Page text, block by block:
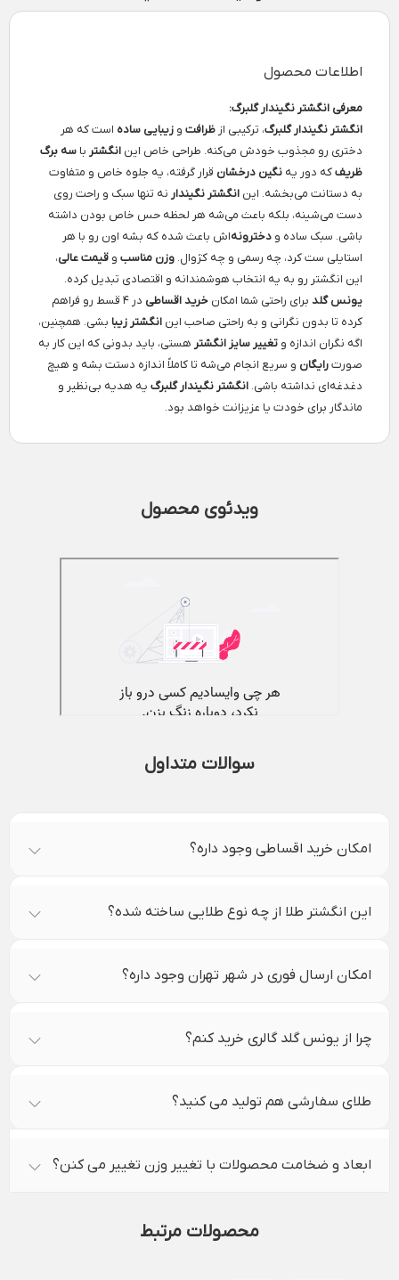
اطلاعات محصول
معرفی انگشتر نگیندار گلبرگ:
انگشتر نگیندار گلبرگ، ترکیبی از ظرافت و زیبایی ساده است که هر
دختری رو مجذوب خودش می‌کنه. طراحی خاص این انگشتر با سه برگ
ظریفکه دور یه نگین درخشان قرار گرفته، یه جلوه خاص و متفاوت
به دستانت می‌بخشه. این انگشتر نگیندار نه تنها سبک و راحت روی
دست می‌شینه، بلکه باعث می‌شه هر لحظه حس خاص بودن داشته
باشی. سبک ساده و دخترونه‌اش باعث شده که بشه اون رو با هر
استایلی ست کرد، چه رسمی و چه کژوال. وزن مناسب و قیمت عالی،
این انگشتر رو به یه انتخاب هوشمندانه و اقتصادی تبدیل کرده.
یونس گلد برای راحتی شما امکان خرید اقساطی
در ۴ قسط رو فراهم
کرده تا بدون نگرانی و به راحتی صاحب این انگشتر زیبا بشی. همچنین،
اگه نگران اندازه و تغییر سایز انگشتر هستی، باید بدونی که این کار به
صورترایگان و سریع انجام می‌شه تا کاملاً اندازه دستت بشه و هیچ
دغدغه‌ای نداشته باشی. انگشتر نگیندار گلبرگ یه هدیه بی‌نظیر و
ماندگار برای خودت یا عزیزانت خواهد بود.
ویدئوی محصول
سوالات متداول
امکان خرید اقساطی وجود داره؟
این انگشتر طلا از چه نوع طلایی ساخته شده؟
امکان ارسال فوری در شهر تهران وجود داره؟
چرا از یونس گلد گالری خرید کنم؟
طلای سفارشی هم تولید می کنید؟
ابعاد و ضخامت محصولات با تغییر وزن تغییر می کنن؟
محصولات مرتبط